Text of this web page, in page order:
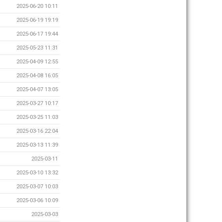
2025-06-20 10:11
2025-06-19 19:19
2025-06-17 19:44
2025-05-23 11:31
2025-04-09 12:55
2025-04-08 16:05
2025-04-07 13:05
2025-03-27 10:17
2025-03-25 11:03
2025-03-16 22:04
2025-03-13 11:39
2025-03-11
2025-03-10 13:32
2025-03-07 10:03
2025-03-06 10:09
2025-03-03